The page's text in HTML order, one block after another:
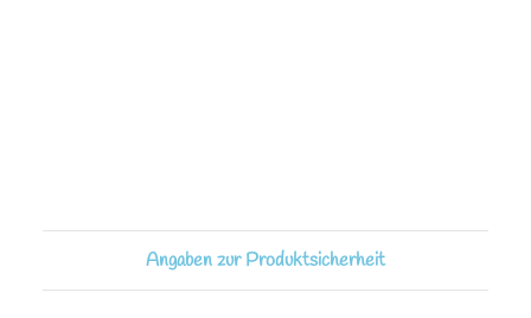
Angaben zur Produktsicherheit